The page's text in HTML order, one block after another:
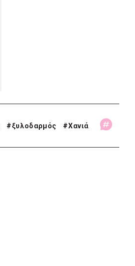
#ξυλοδαρμός #Χανιά